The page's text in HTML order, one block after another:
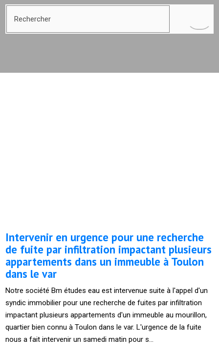
Rechercher
Intervenir en urgence pour une recherche
de fuite par infiltration impactant plusieurs
appartements dans un immeuble à Toulon
dans le var
Notre société Bm études eau est intervenue suite à l'appel d'un
syndic immobilier pour une recherche de fuites par infiltration
impactant plusieurs appartements d'un immeuble au mourillon,
quartier bien connu à Toulon dans le var. L'urgence de la fuite
nous a fait intervenir un samedi matin pour s...